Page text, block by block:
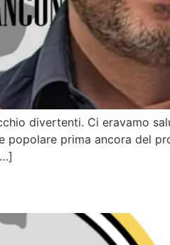
divertenti. Ci eravamo
prima ancora del